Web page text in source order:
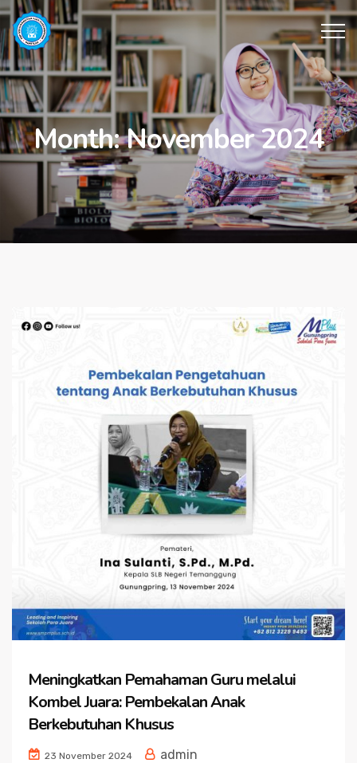
Month:November 2024
Meningkatkan Pemahaman Guru melalui
Kombel Juara: Pembekalan Anak
Berkebutuhan Khusus
23 November 2024
admin